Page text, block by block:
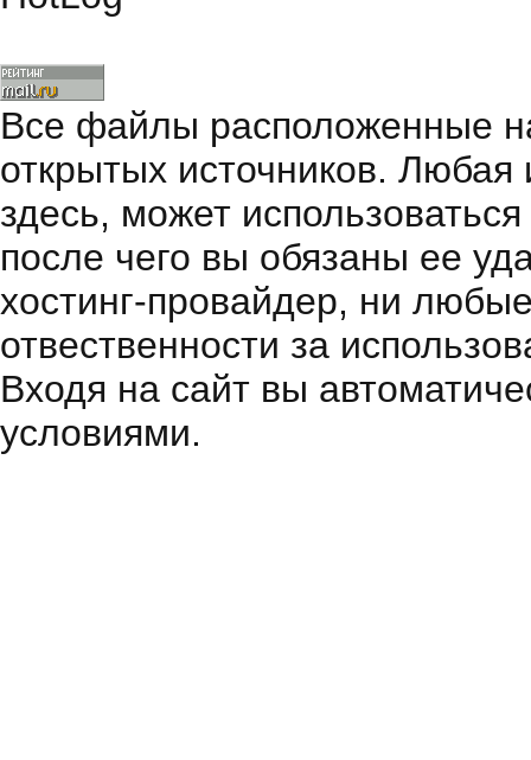
Все файлы расположенные
открытых источников.
здесь, может
после чего вы обязаны ее
хостинг-провайдер, ни
отвественности за
Входя на сайт вы
условиями.